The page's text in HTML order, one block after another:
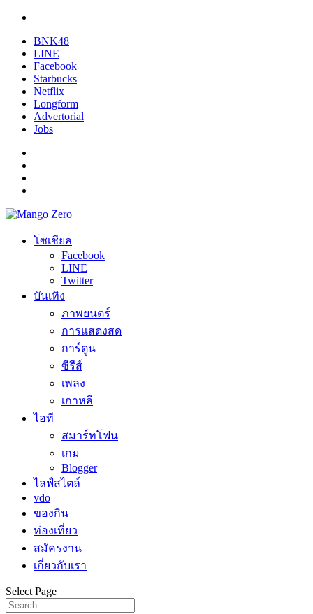
BNK48
LINE
Facebook
Starbucks
Netflix
Longform
Advertorial
Jobs
โซเชียล
Facebook
LINE
Twitter
บันเทิง
ภาพยนตร์
การแสดงสด
การ์ตูน
ซีรีส์
เพลง
เกาหลี
ไอที
สมาร์ทโฟน
เกม
Blogger
ไลฟ์สไตล์
vdo
ของกิน
ท่องเที่ยว
สมัครงาน
เกี่ยวกับเรา
Select Page